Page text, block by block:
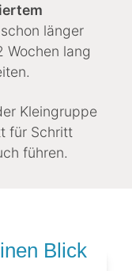
länger
Wochen lang
Kleingruppe
für Schritt
führen.
Blick